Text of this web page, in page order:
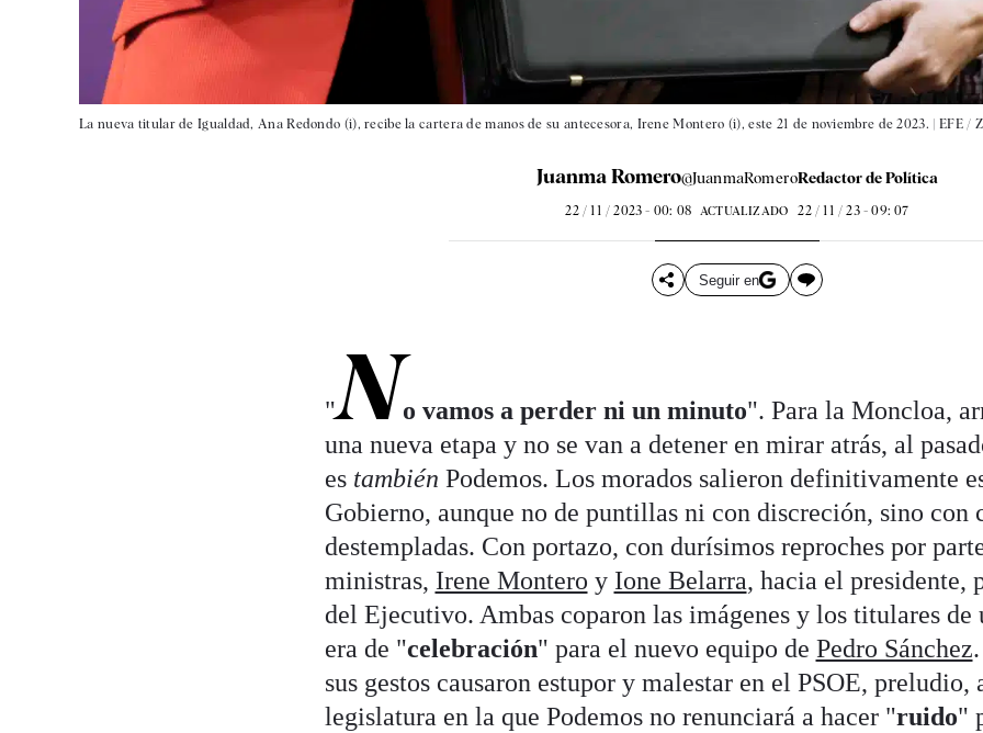
La nueva titular de Igualdad, Ana Redondo (i), recibe la cartera de manos de su antecesora, Irene Montero (i), este 21 de noviembre de 2023. | EFE /
Juanma Romero Redactor de Política
@JuanmaRomero
22 / 11 / 2023 - 00: 08 ACTUALIZADO 22 / 11 / 23 - 09: 07
Seguir en
"No vamos a perder ni un minuto". Para la Moncloa,
una nueva etapa y no se van a detener en mirar atrás, al
es también Podemos. Los morados salieron definitivamente
Gobierno, aunque no de puntillas ni con discreción, sino con
destempladas. Con portazo, con durísimos reproches por
ministras, Irene Montero y Ione Belarra, hacia el presidente,
del Ejecutivo. Ambas coparon las imágenes y los titulares de
era de "celebración" para el nuevo equipo de Pedro Sánchez
sus gestos causaron estupor y malestar en el PSOE, preludio,
legislatura en la que Podemos no renunciará a hacer "ruido"